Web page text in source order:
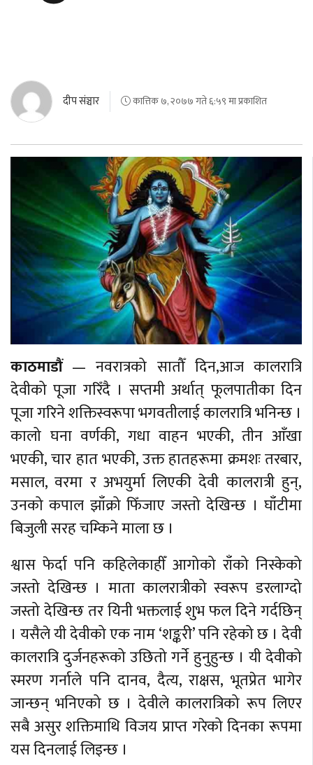
दीप संञ्चार कात्तिक ७, २०७७ गते ६:५९ मा प्रकाशित
काठमाडौं— नवरात्रको सातौँ दिन,आज कालरात्रि
देवीको पूजा गरिँदै । सप्तमी अर्थात् फूलपातीका दिन
पूजा गरिने शक्तिस्वरूपा भगवतीलाई कालरात्रि भनिन्छ ।
कालो घना वर्णकी, गधा वाहन भएकी, तीन आँखा
भएकी, चार हात भएकी, उक्त हातहरूमा क्रमशः तरबार,
मसाल, वरमा र अभयुर्मा लिएकी देवी कालरात्री हुन्,
उनको कपाल झाँक्रो फिँजाए जस्तो देखिन्छ । घाँटीमा
बिजुली सरह चम्किने माला छ ।
श्वास फेर्दा पनि कहिलेकाहीँ आगोको राँको निस्केको
जस्तो देखिन्छ । माता कालरात्रीको स्वरूप डरलाग्दो
जस्तो देखिन्छ तर यिनी भक्तलाई शुभ फल दिने गर्दछिन्
। यसैले यी देवीको एक नाम ‘शङ्करी’ पनि रहेको छ । देवी
कालरात्रि दुर्जनहरूको उछितो गर्ने हुनुहुन्छ । यी देवीको
स्मरण गर्नाले पनि दानव, दैत्य, राक्षस, भूतप्रेत भागेर
जान्छन् भनिएको छ । देवीले कालरात्रिको रूप लिएर
सबै असुर शक्तिमाथि विजय प्राप्त गरेको दिनका रूपमा
यस दिनलाई लिइन्छ ।